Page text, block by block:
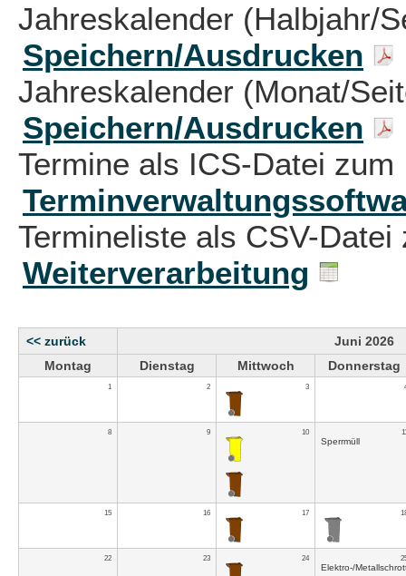
Jahreskalender (Halbjahr/
Speichern/Ausdrucken
Jahreskalender (Monat/
Speichern/Ausdrucken
Termine als ICS-Datei zum
Termineliste als CSV-
Weiterverarbeitung
<< zurück
Juni 2026
Montag
Dienstag Mittwoch Donnerstag
1 2 3
8 9 10
Sperrmüll
15 16 17
22 23 24
Elektro-/